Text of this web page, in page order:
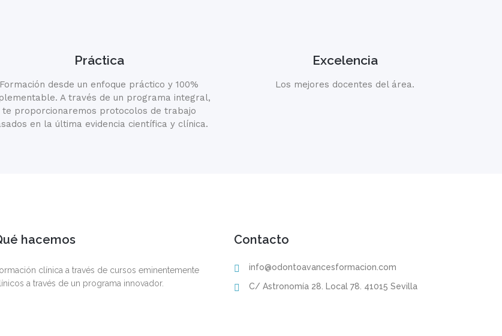
Práctica
Formación desde un enfoque práctico y 100%
A través de un programa integral,
te proporcionaremos protocolos de trabajo
en la última evidencia científica y clínica.
Excelencia
Los mejores docentes del área.
hacemos
clínica a través de cursos eminentemente
a través de un programa innovador.
Contacto
info@odontoavancesformacion.com
C/ Astronomía 28. Local 78. 41015 Sevilla